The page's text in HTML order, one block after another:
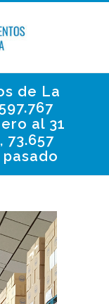
de La
al 31